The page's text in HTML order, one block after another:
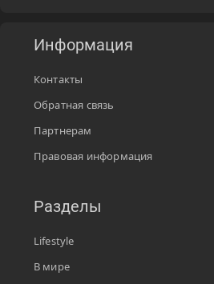
Информация
Контакты
Обратная связь
Партнерам
Правовая информация
Разделы
Lifestyle
В мире